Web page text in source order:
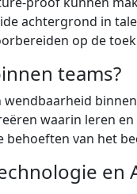
achtergrond in
op de
teams?
waarin leren
behoeften van het
en